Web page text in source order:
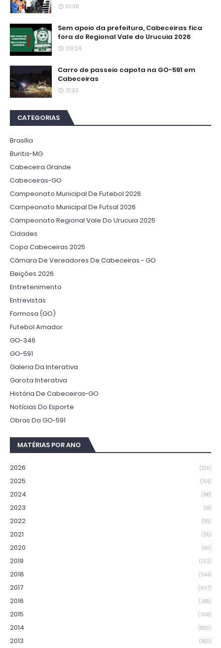
10:38
Sem apoio da prefeitura, Cabeceiras fica
fora do Regional Vale do Urucuia 2026
09:24
Carro de passeio capota na GO-591 em
Cabeceiras
21:33
CATEGORIAS
Brasília
Buritis-MG
Cabeceira Grande
Cabeceiras-GO
Campeonato Municipal De Futebol 2026
Campeonato Municipal De Futsal 2026
Campeonato Regional Vale Do Urucuia 2025
Cidades
Copa Cabeceiras 2025
Câmara De Vereadores De Cabeceiras - GO
Eleições 2026
Entretenimento
Entrevistas
Formosa (GO)
Futebol Amador
GO-346
GO-591
Galeria Da Interativa
Garota Interativa
História De Cabeceiras-GO
Notícias Do Esporte
Obras Da GO-591
MATÉRIAS POR ANO
2026 (126)
2025 (154)
2024 (188)
2023 (81)
2022 (99)
2021 (55)
2020 (80)
2019 (133)
2018 (544)
2017 (607)
2016 (389)
2015 (368)
2014 (800)
2013 (1821)